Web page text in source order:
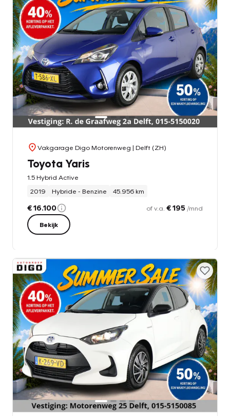
Vakgarage Digo Motorenweg | Delft (ZH)
Toyota Yaris
1.5 Hybrid Active
2019
Hybride - Benzine 45.956 km
€ 16.100 of v.a. € 195 /mnd
Bekijk